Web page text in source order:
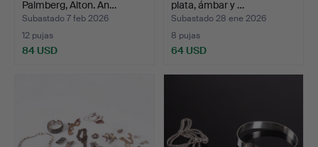
Palmberg, Alton. An…
Subastado 7 feb 2026
12 pujas
84 USD
plata, ámbar y …
Subastado 28 ene 2026
8 pujas
64 USD